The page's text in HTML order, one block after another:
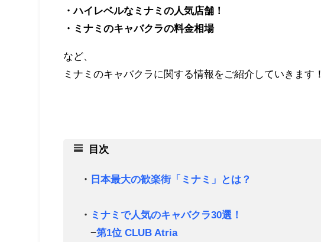
・ハイレベルなミナミの人気店舗！
・ミナミのキャバクラの料金相場
など、
ミナミのキャバクラに関する情報をご紹介していきます！
目次
・ 日本最大の歓楽街「ミナミ」とは？
・ ミナミで人気のキャバクラ30選！
−第1位 CLUB Atria